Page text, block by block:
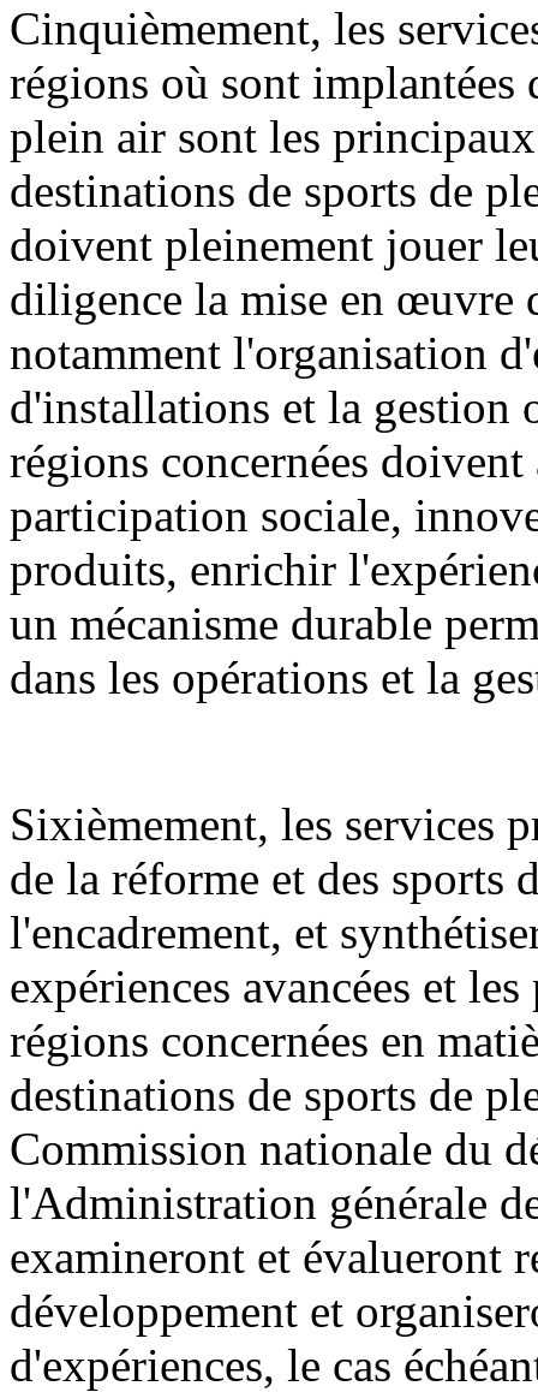
Cinquièmement, les
régions où sont implantées
plein air sont les
destinations de sports de
doivent pleinement jouer
diligence la mise en œuvre
notamment l'organisation
d'installations et la gestion
régions concernées
participation sociale,
produits, enrichir
un mécanisme durable
dans les opérations et la
Sixièmement, les services
de la réforme et des
l'encadrement, et
expériences avancées et
régions concernées en
destinations de sports de
Commission nationale du
l'Administration générale
examineront et évalueront
développement et
d'expériences, le cas